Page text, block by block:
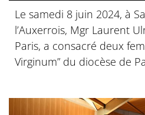
Le samedi 8 juin 2024, à
l’Auxerrois, Mgr Laurent
Paris, a consacré deux
Virginum” du diocèse de